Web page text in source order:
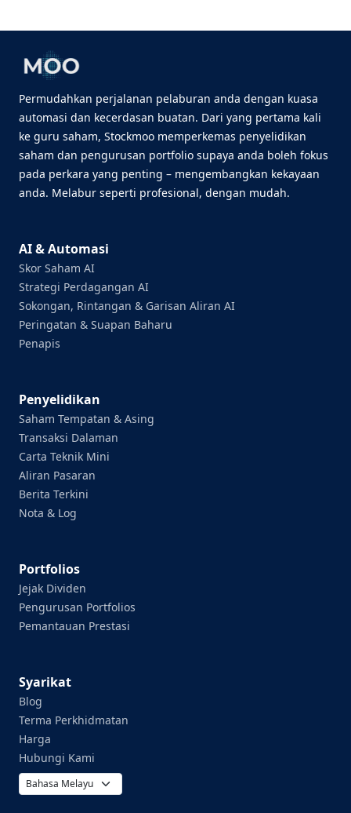
Permudahkan perjalanan pelaburan anda dengan kuasa
automasi dan kecerdasan buatan. Dari yang pertama kali
ke guru saham, Stockmoo memperkemas penyelidikan
saham dan pengurusan portfolio supaya anda boleh fokus
pada perkara yang penting – mengembangkan kekayaan
anda. Melabur seperti profesional, dengan mudah.
AI & Automasi
Skor Saham AI
Strategi Perdagangan AI
Sokongan, Rintangan & Garisan Aliran AI
Peringatan & Suapan Baharu
Penapis
Penyelidikan
Saham Tempatan & Asing
Transaksi Dalaman
Carta Teknik Mini
Aliran Pasaran
Berita Terkini
Nota & Log
Portfolios
Jejak Dividen
Pengurusan Portfolios
Pemantauan Prestasi
Syarikat
Blog
Terma Perkhidmatan
Harga
Hubungi Kami